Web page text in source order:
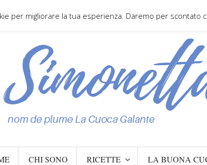
CHI SONO RICETTE LA BUONA
per migliorare la tua esperienza. Daremo per scontato